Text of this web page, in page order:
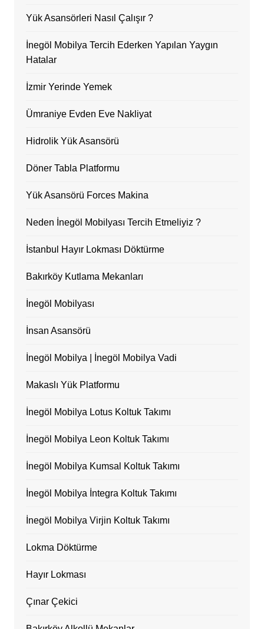
Yük Asansörleri Nasıl Çalışır ?
İnegöl Mobilya Tercih Ederken Yapılan Yaygın
Hatalar
İzmir Yerinde Yemek
Ümraniye Evden Eve Nakliyat
Hidrolik Yük Asansörü
Döner Tabla Platformu
Yük Asansörü Forces Makina
Neden İnegöl Mobilyası Tercih Etmeliyiz ?
İstanbul Hayır Lokması Döktürme
Bakırköy Kutlama Mekanları
İnegöl Mobilyası
İnsan Asansörü
İnegöl Mobilya | İnegöl Mobilya Vadi
Makaslı Yük Platformu
İnegöl Mobilya Lotus Koltuk Takımı
İnegöl Mobilya Leon Koltuk Takımı
İnegöl Mobilya Kumsal Koltuk Takımı
İnegöl Mobilya İntegra Koltuk Takımı
İnegöl Mobilya Virjin Koltuk Takımı
Lokma Döktürme
Hayır Lokması
Çınar Çekici